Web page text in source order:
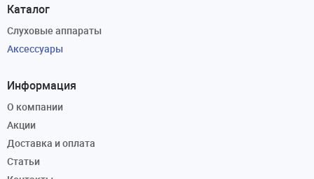
Каталог
Слуховые аппараты
Аксессуары
Информация
О компании
Акции
Доставка и оплата
Статьи